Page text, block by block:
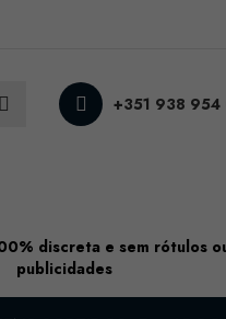
+351 938 954
discreta e sem rótulos
publicidades